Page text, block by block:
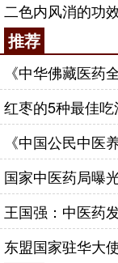
少阳风邪，改善
口眼歪斜，亦可
等。
风门穴：疏
人体上部风邪。
风市穴：祛
虚生风或血虚风
此外，还有
是治疗肝阳上亢
二色内风消的功
推荐
《中华佛藏医药
红枣的5种最佳吃
《中国公民中医
国家中医药局曝
王国强：中医药
东盟国家驻华大